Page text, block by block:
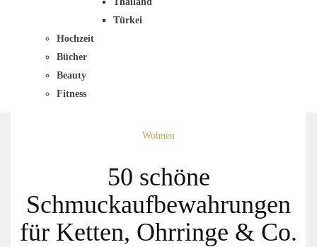
Türkei
Hochzeit
Bücher
Beauty
Fitness
Wohnen
50 schöne
Schmuckaufbewahrungen
für Ketten, Ohrringe & Co.